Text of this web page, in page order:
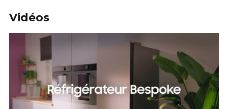
Vidéos